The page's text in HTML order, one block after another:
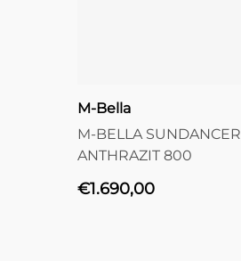
Anbieter:
M-Bella
M-BELLA SUNDANCER
ANTHRAZIT 800
Normaler
€1.690,00